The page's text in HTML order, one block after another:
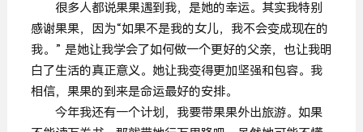
很多人都说果果遇到我，是她的幸运。其实我特别
感谢果果，因为“如果不是我的女儿，我不会变成现在的
我。” 是她让我学会了如何做一个更好的父亲，也让我明
白了生活的真正意义。她让我变得更加坚强和包容。我
相信，果果的到来是命运最好的安排。
今年我还有一个计划，我要带果果外出旅游。如果